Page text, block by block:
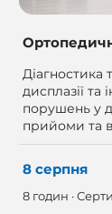
Діагностика
дисплазії
порушень у
прийоми та
8 серпня
8 годин ·